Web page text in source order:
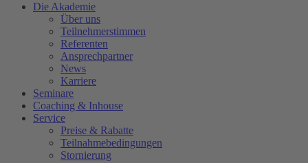
Die Akademie
Über uns
Teilnehmerstimmen
Referenten
Ansprechpartner
News
Karriere
Seminare
Coaching & Inhouse
Service
Preise & Rabatte
Teilnahmebedingungen
Stornierung